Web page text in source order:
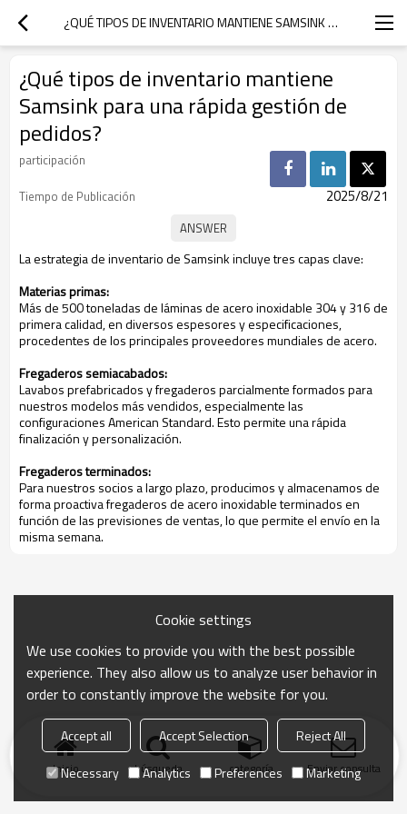
¿QUÉ TIPOS DE INVENTARIO MANTIENE SAMSINK PARA UNA RÁPIDA GESTIÓN DE PEDIDOS?
¿Qué tipos de inventario mantiene
Samsink para una rápida gestión de
pedidos?
participación
Tiempo de Publicación
2025/8/21
La estrategia de inventario de Samsink incluye tres capas clave:
Materias primas:
Más de 500 toneladas de láminas de acero inoxidable 304 y 316 de
primera calidad, en diversos espesores y especificaciones,
procedentes de los principales proveedores mundiales de acero.
Fregaderos semiacabados:
Lavabos prefabricados y fregaderos parcialmente formados para
nuestros modelos más vendidos, especialmente las
configuraciones American Standard. Esto permite una rápida
finalización y personalización.
Fregaderos terminados:
Para nuestros socios a largo plazo, producimos y almacenamos de
forma proactiva fregaderos de acero inoxidable terminados en
función de las previsiones de ventas, lo que permite el envío en la
misma semana.
Inicio búsqueda categoría Enviar consulta
Cookie settings
We use cookies to provide you with the best possible
experience. They also allow us to analyze user behavior in
order to constantly improve the website for you.
Accept all Accept Selection
Reject All
Necessary
Analytics Preferences Marketing